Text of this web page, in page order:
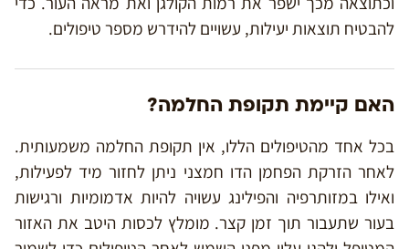
להבטיח תוצאות יעילות, עשויים להידרש מספר טיפולים.
האם קיימת תקופת החלמה?
בכל אחד מהטיפולים הללו, אין תקופת החלמה משמעותית.
לאחר הזרקת הפחמן הדו חמצני ניתן לחזור מיד לפעילות,
ואילו במזותרפיה והפילינג עשויה להיות אדמומיות ורגישות
בעור שתעבור תוך זמן קצר. מומלץ לכסות היטב את האזור